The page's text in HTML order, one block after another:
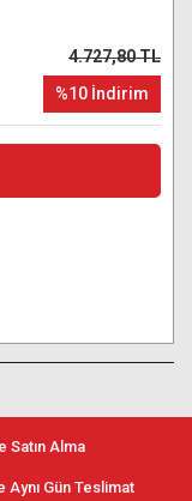
4.727,80 TL
%10 İndirim
Satın Alma
Aynı Gün Teslimat